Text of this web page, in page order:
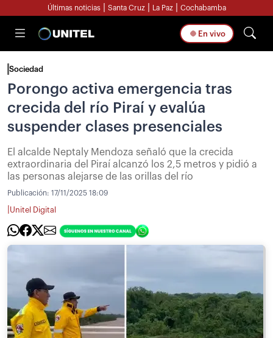
Últimas noticias Santa Cruz La Paz Cochabamba
En vivo
Sociedad
Porongo activa emergencia tras
crecida del río Piraí y evalúa
suspender clases presenciales
El alcalde Neptaly Mendoza señaló que la crecida
extraordinaria del Piraí alcanzó los 2,5 metros y pidió a
las personas alejarse de las orillas del río
Publicación: 17/11/2025 18:09
Unitel Digital